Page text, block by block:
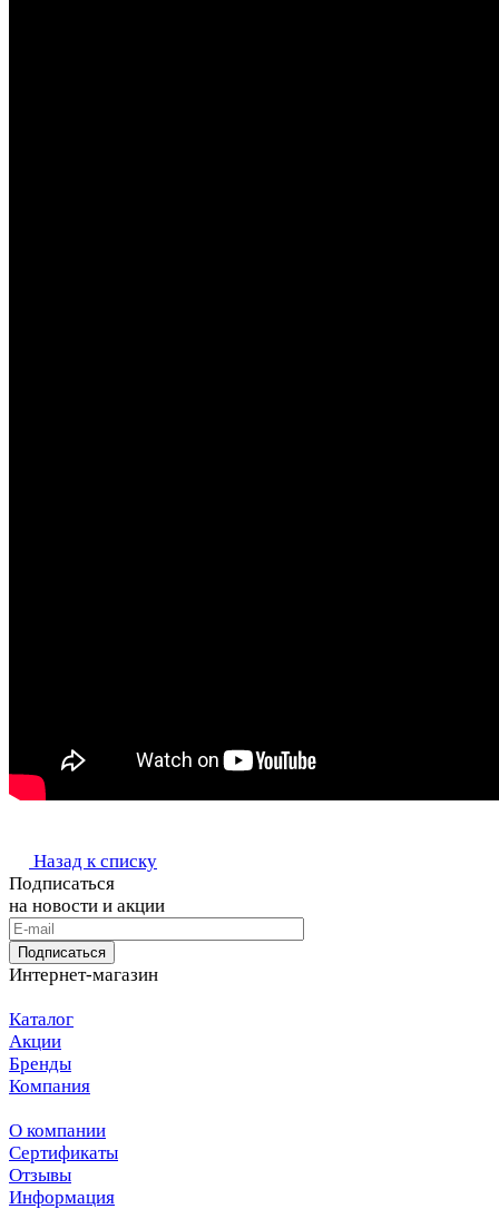
Назад к списку
Подписаться
на новости и акции
Подписаться
Интернет-магазин
Каталог
Акции
Бренды
Компания
О компании
Сертификаты
Отзывы
Информация